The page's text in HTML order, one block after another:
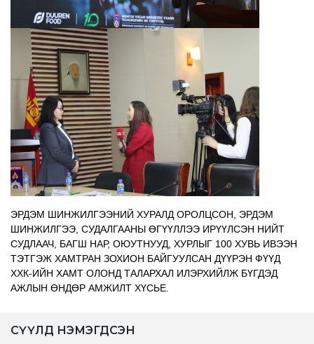
ЭРДЭМ ШИНЖИЛГЭЭНИЙ ХУРАЛД ОРОЛЦСОН, ЭРДЭМ
ШИНЖИЛГЭЭ, СУДАЛГААНЫ ӨГҮҮЛЛЭЭ ИРҮҮЛСЭН НИЙТ
СУДЛААЧ, БАГШ НАР, ОЮУТНУУД, ХУРЛЫГ 100 ХУВЬ ИВЭЭН
ТЭТГЭЖ ХАМТРАН ЗОХИОН БАЙГУУЛСАН ДҮҮРЭН ФҮҮД
ХХК-ИЙН ХАМТ ОЛОНД ТАЛАРХАЛ ИЛЭРХИЙЛЖ БҮГДЭД
АЖЛЫН ӨНДӨР АМЖИЛТ ХҮСЬЕ.
СҮҮЛД НЭМЭГДСЭН